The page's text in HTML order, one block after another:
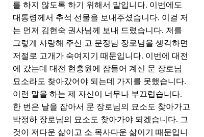
를 하지 않도록 하기 위해서 말입니다. 이번에도
대통령께서 추석 선물을 보내주셨습니다. 이걸 저
는 먼저 김현숙 권사님께 보내 드렸습니다. 저를
그렇게 사랑해 주신 고 문정남 장로님을 생각하면
저절로 고개가 숙여지기 때문입니다. 이번에 대전
에 갔는데 대전 현충원에 잠들어 계신 문 장로님
묘소라도 찾아갔어야 되는데 가지를 못했습니다.
이런 말을 하는 제 자신이 너무나 부끄럽습니다.
한 번은 날을 잡아서 문 장로님의 묘소도 찾아가고
박정하 장로님의 묘소도 찾아가야 되겠습니다. 그
것이 저다운 삶이고 소 목사다운 삶이기 때문입니